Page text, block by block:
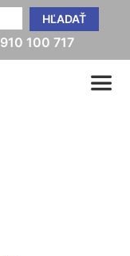
HĽADAŤ
100 717